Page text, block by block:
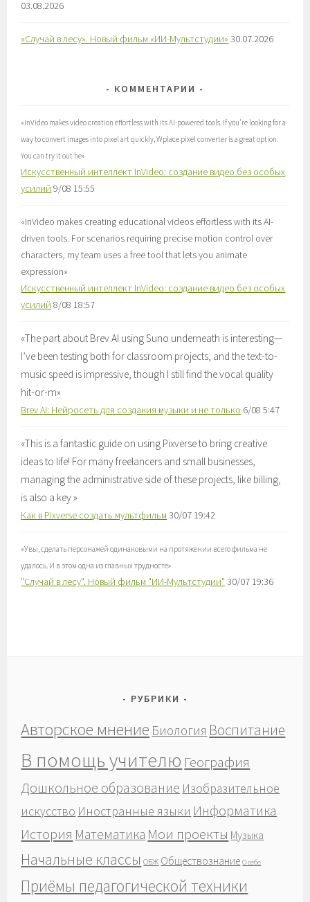
03.08.2026
«Случай в лесу». Новый фильм «ИИ-Мультстудии» 30.07.2026
КОММЕНТАРИИ
«InVideo makes video creation effortless with its AI-powered tools. If you're looking for a
way to convert images into pixel art quickly, Wplace pixel converter is a great option.
You can try it out he»
Искусственный интеллект InVideo: создание видео без особых
усилий 9/08 15:55
«InVideo makes creating educational videos effortless with its AI-
driven tools. For scenarios requiring precise motion control over
characters, my team uses a free tool that lets you animate
expression»
Искусственный интеллект InVideo: создание видео без особых
усилий 8/08 18:57
«The part about Brev AI using Suno underneath is interesting—
I’ve been testing both for classroom projects, and the text-to-
music speed is impressive, though I still find the vocal quality
hit-or-m»
Brev AI: Нейросеть для создания музыки и не только 6/08 5:47
«This is a fantastic guide on using Pixverse to bring creative
ideas to life! For many freelancers and small businesses,
managing the administrative side of these projects, like billing,
is also a key»
Как в Pixverse создать мультфильм 30/07 19:42
«Увы, сделать персонажей одинаковыми на протяжении всего фильма не
удалось. И в этом одна из главных трудносте»
"Случай в лесу". Новый фильм "ИИ-Мультстудии" 30/07 19:36
РУБРИКИ
Авторское мнение Биология Воспитание
В помощь учителю География
Дошкольное образование Изобразительное
искусство Иностранные языки Информатика
История Математика Мои проекты Музыка
Начальные классы ОБЖ Обществознание О себе
Приёмы педагогической техники